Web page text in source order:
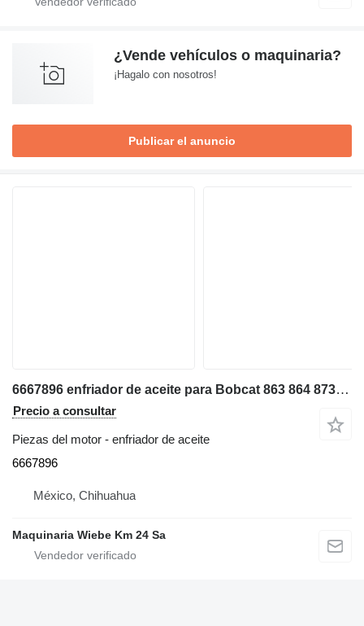
¿Vende vehículos o maquinaria?
¡Hagalo con nosotros!
Publicar el anuncio
6667896 enfriador de aceite para Bobcat 863 864 873 minicargadora de cadenas
Precio a consultar
Piezas del motor - enfriador de aceite
6667896
México, Chihuahua
Maquinaria Wiebe Km 24 Sa